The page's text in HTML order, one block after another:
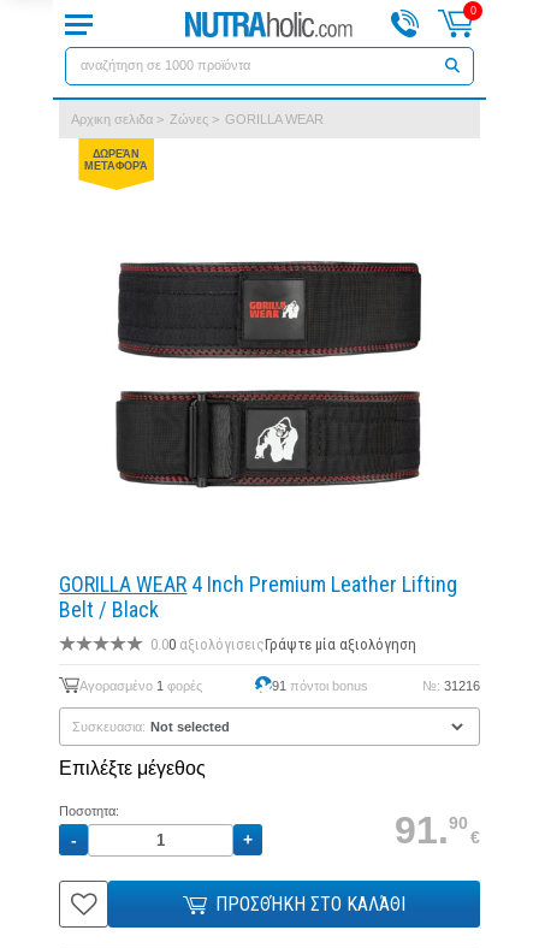
0
Αρχικη σελιδα > Ζώνες > GORILLA WEAR
ΔΩΡΕΆΝ
ΜΕΤΑΦΟΡΆ
GORILLA WEAR 4 Inch Premium Leather Lifting
Belt / Black
0.00 αξιολόγισειςΓράψτε μία αξιολόγηση
Αγορασμένο 1 φορές 91 πόντοι bonus №: 31216
Συσκευασια:
Επιλέξτε μέγεθος
Ποσοτητα: 91.90
€
ΠΡΟΣΘΉΚΗ ΣΤΟ ΚΑΛΆΘΙ